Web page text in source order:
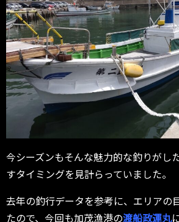
今シーズンもそんな魅力的な釣りがし
すタイミングを見計らっていました。
去年の釣行データを参考に、エリアの
たので、今回も加茂漁港の渡船政運丸